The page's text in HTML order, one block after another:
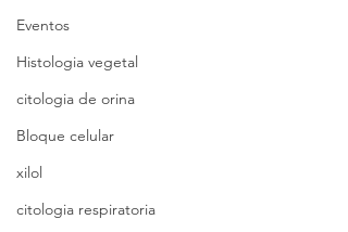
Eventos
Histologia vegetal
citologia de orina
Bloque celular
xilol
citologia respiratoria